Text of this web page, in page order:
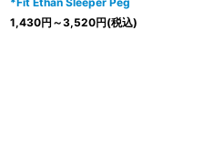
1,430円 ～3,520円(税込)